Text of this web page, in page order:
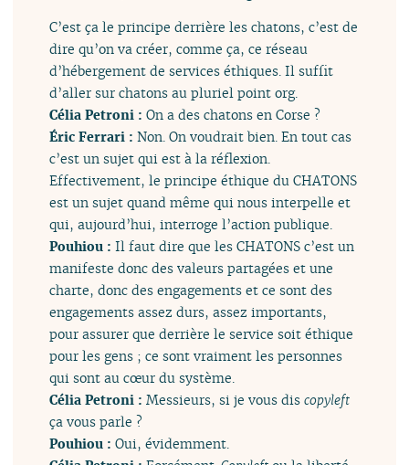
C’est ça le principe derrière les chatons, c’est de
dire qu’on va créer, comme ça, ce réseau
d’hébergement de services éthiques. Il suffit
d’aller sur chatons au pluriel point org.
Célia Petroni :On a des chatons en Corse ?
Éric Ferrari :Non. On voudrait bien. En tout cas
c’est un sujet qui est à la réflexion.
Effectivement, le principe éthique du CHATONS
est un sujet quand même qui nous interpelle et
qui, aujourd’hui, interroge l’action publique.
Pouhiou :Il faut dire que les CHATONS c’est un
manifeste donc des valeurs partagées et une
charte, donc des engagements et ce sont des
engagements assez durs, assez importants,
pour assurer que derrière le service soit éthique
pour les gens ; ce sont vraiment les personnes
qui sont au cœur du système.
Célia Petroni :Messieurs, si je vous discopyleft
ça vous parle ?
Pouhiou :Oui, évidemment.